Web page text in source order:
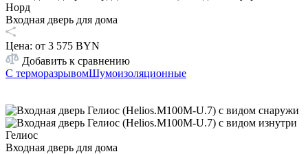
Норд
Входная дверь для дома
Цена: от 3 575 BYN
Добавить к сравнению
С терморазрывомШумоизоляционные
Гелиос
Входная дверь для дома